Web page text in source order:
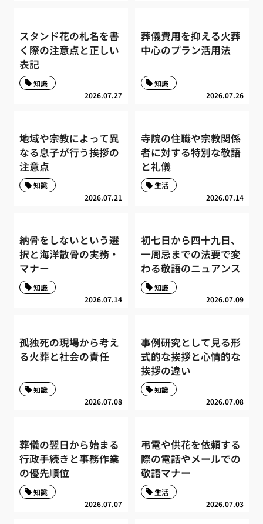
スタンド花の札名を書
く際の注意点と正しい
表記
2026.07.27
知識
葬儀費用を抑える火葬
中心のプラン活用法
2026.07.26
知識
地域や宗教によって異
なる息子が行う挨拶の
注意点
2026.07.21
知識
寺院の住職や宗教関係
者に対する特別な敬語
と礼儀
2026.07.14
生活
納骨をしないという選
択と海洋散骨の実務・
マナー
2026.07.14
知識
初七日から四十九日、
一周忌までの法要で変
わる敬語のニュアンス
2026.07.09
知識
孤独死の現場から考え
る火葬と社会の責任
2026.07.08
知識
事例研究として見る形
式的な挨拶と心情的な
挨拶の違い
2026.07.08
知識
葬儀の翌日から始まる
行政手続きと事務作業
の優先順位
2026.07.07
知識
弔電や供花を依頼する
際の電話やメールでの
敬語マナー
2026.07.03
生活